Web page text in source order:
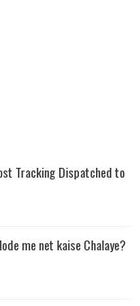
Tracking Dispatched to
me net kaise Chalaye?